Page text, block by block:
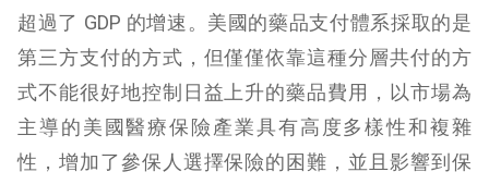
超過了 GDP 的增速。美國的藥品支付體系採取的是
第三方支付的方式，但僅僅依靠這種分層共付的方
式不能很好地控制日益上升的藥品費用，以市場為
主導的美國醫療保險產業具有高度多樣性和複雜
性，增加了參保人選擇保險的困難，並且影響到保